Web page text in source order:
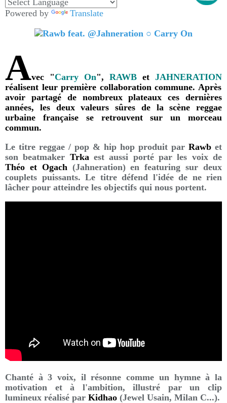
Powered by Translate
Avec "Carry On", RAWB et JAHNERATION
réalisent leur première collaboration commune. Après
avoir partagé de nombreux plateaux ces dernières
années, les deux valeurs sûres de la scène reggae
urbaine française se retrouvent sur un morceau
commun.
Le titre reggae / pop & hip hop produit par Rawb et
son beatmaker Trkaest aussi porté par les voix de
Théo et Ogach (Jahneration) en featuring sur deux
couplets puissants. Le titre défend l'idée de ne rien
lâcher pour atteindre les objectifs qui nous portent.
Chanté à 3 voix, il résonne comme un hymne à la
motivation et à l'ambition, illustré par un clip
lumineux réalisé par Kidhao (Jewel Usain, Milan C...).